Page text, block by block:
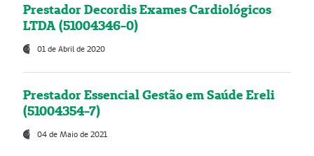
Prestador Decordis Exames Cardiológicos
LTDA (51004346-0)
01 de Abril de 2020
Prestador Essencial Gestão em Saúde Ereli
(51004354-7)
04 de Maio de 2021